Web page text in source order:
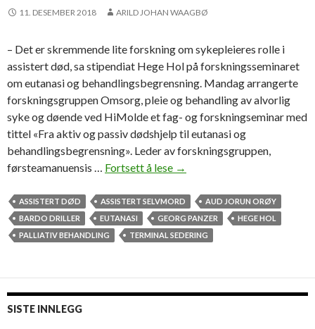
l
n
t
e
r
,
d
ø
d
ø
n
s
o
11. DESEMBER 2018 ARILD JOHAN WAAGBØ
– Det er skremmende lite forskning om sykepleieres rolle i
assistert død, sa stipendiat Hege Hol på forskningsseminaret
om eutanasi og behandlingsbegrensning. Mandag arrangerte
forskningsgruppen Omsorg, pleie og behandling av alvorlig
syke og døende ved HiMolde et fag- og forskningseminar med
tittel «Fra aktiv og passiv dødshjelp til eutanasi og
behandlingsbegrensning». Leder av forskningsgruppen,
førsteamanuensis … Fortsett å lese H
M
o
l
→
ASSISTERT DØD ASSISTERT SELVMORD
AUD JORUN ORØY
BARDO DRILLER
EUTANASI GEORG PANZER
HEGE HOL
PALLIATIV BEHANDLING
TERMINAL SEDERING
SISTE INNLEGG